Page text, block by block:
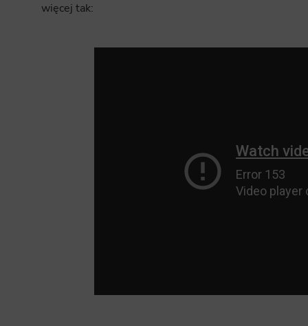
więcej tak: